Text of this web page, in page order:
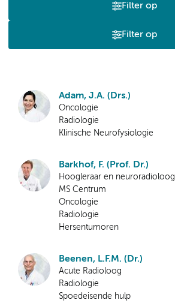
Filter op
Filter op
Adam, J.A. (Drs.)
Oncologie
Radiologie
Klinische Neurofysiologie
Barkhof, F. (Prof. Dr.)
Hoogleraar en neuroradioloog
MS Centrum
Oncologie
Radiologie
Hersentumoren
Beenen, L.F.M. (Dr.)
Acute Radioloog
Radiologie
Spoedeisende hulp